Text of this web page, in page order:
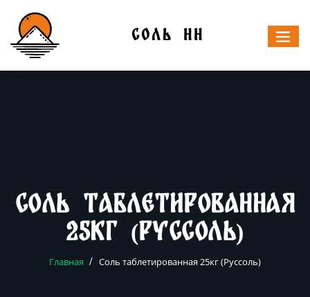
content
СОЛЬ НН
Соль таблетированная
25кг (Руссоль)
Главная Соль таблетированная 25кг (Руссоль)